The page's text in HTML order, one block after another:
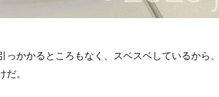
っかかるところもなく、スベスベしているから
だ。